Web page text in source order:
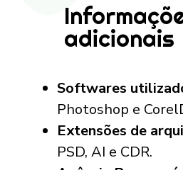
adicionais
Softwares
Photoshop e
Extensões de
PSD, AI e CDR.